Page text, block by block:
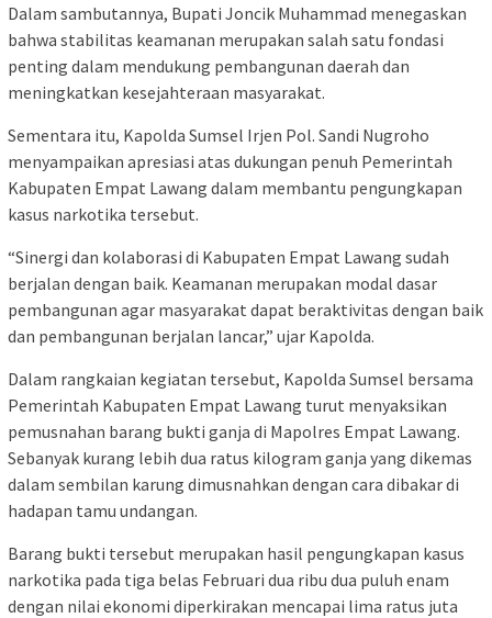
Dalam sambutannya, Bupati Joncik Muhammad menegaskan
bahwa stabilitas keamanan merupakan salah satu fondasi
penting dalam mendukung pembangunan daerah dan
meningkatkan kesejahteraan masyarakat.
Sementara itu, Kapolda Sumsel Irjen Pol. Sandi Nugroho
menyampaikan apresiasi atas dukungan penuh Pemerintah
Kabupaten Empat Lawang dalam membantu pengungkapan
kasus narkotika tersebut.
“Sinergi dan kolaborasi di Kabupaten Empat Lawang sudah
berjalan dengan baik. Keamanan merupakan modal dasar
pembangunan agar masyarakat dapat beraktivitas dengan baik
dan pembangunan berjalan lancar,” ujar Kapolda.
Dalam rangkaian kegiatan tersebut, Kapolda Sumsel bersama
Pemerintah Kabupaten Empat Lawang turut menyaksikan
pemusnahan barang bukti ganja di Mapolres Empat Lawang.
Sebanyak kurang lebih dua ratus kilogram ganja yang dikemas
dalam sembilan karung dimusnahkan dengan cara dibakar di
hadapan tamu undangan.
Barang bukti tersebut merupakan hasil pengungkapan kasus
narkotika pada tiga belas Februari dua ribu dua puluh enam
dengan nilai ekonomi diperkirakan mencapai lima ratus juta